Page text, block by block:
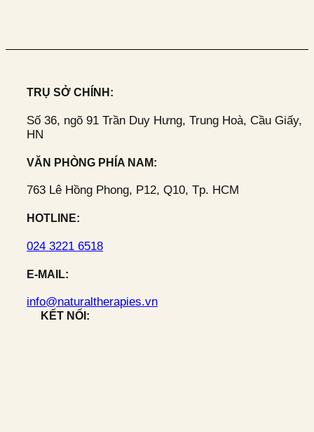
TRỤ SỞ CHÍNH:
Số 36, ngõ 91 Trần Duy Hưng, Trung Hoà, Cầu Giấy,
HN
VĂN PHÒNG PHÍA NAM:
763 Lê Hồng Phong, P12, Q10, Tp. HCM
HOTLINE:
024 3221 6518
E-MAIL:
info@naturaltherapies.vn
KẾT NỐI: